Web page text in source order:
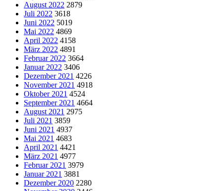
August 2022 2879
Juli 2022 3618
Juni 2022 5019
Mai 2022 4869
April 2022 4158
März 2022 4891
Februar 2022 3664
Januar 2022 3406
Dezember 2021 4226
November 2021 4918
Oktober 2021 4524
September 2021 4664
August 2021 2975
Juli 2021 3859
Juni 2021 4937
Mai 2021 4683
April 2021 4421
März 2021 4977
Februar 2021 3979
Januar 2021 3881
Dezember 2020 2280